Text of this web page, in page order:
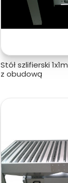
Stół szlifierski
z obudową